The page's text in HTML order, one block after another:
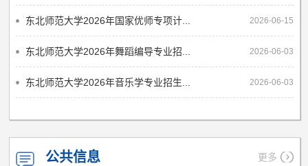
东北师范大学2026年国家优师专项计... 2026-06-15
东北师范大学2026年舞蹈编导专业招... 2026-06-03
东北师范大学2026年音乐学专业招生... 2026-06-03
公共信息 更多